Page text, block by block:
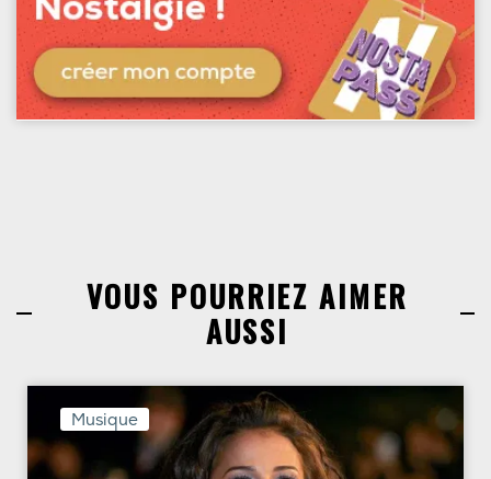
VOUS POURRIEZ AIMER
AUSSI
Musique